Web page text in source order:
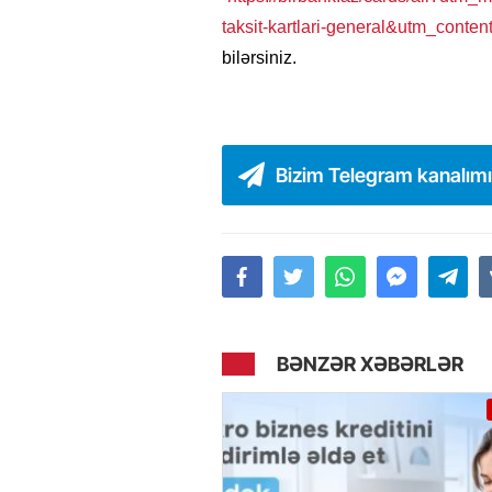
taksit-kartlari-
bilərsiniz.
Bizim Telegram
BƏNZƏR XƏBƏRLƏR